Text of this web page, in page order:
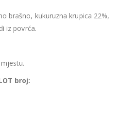
brašno, kukuruzna krupica 22%,
iz povrća.
broj: